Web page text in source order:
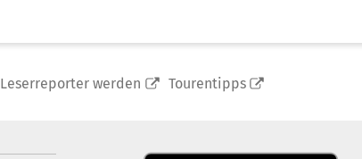
Leserreporter werden Tourentipps